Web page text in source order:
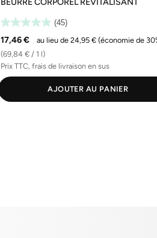
(45)
17,46 € au lieu de 24,95 € (économie de
(69,84 € / 1 l)
Prix TTC, frais de livraison en sus
AJOUTER AU PANIER